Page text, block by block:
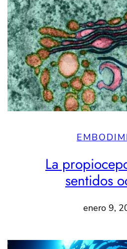
La
sentidos
enero 9,